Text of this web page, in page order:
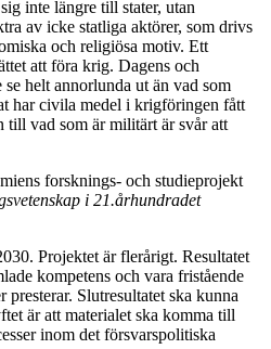
inte längre till stater, utan
av icke statliga aktörer, som drivs
och religiösa motiv. Ett
att föra krig. Dagens och
helt annorlunda ut än vad som
har civila medel i krigföringen fått
till vad som är militärt är svår att
forsknings- och studieprojekt
i 21.århundradet
Projektet är flerårigt. Resultatet
kompetens och vara fristående
Slutresultatet ska kunna
är att materialet ska komma till
inom det försvarspolitiska